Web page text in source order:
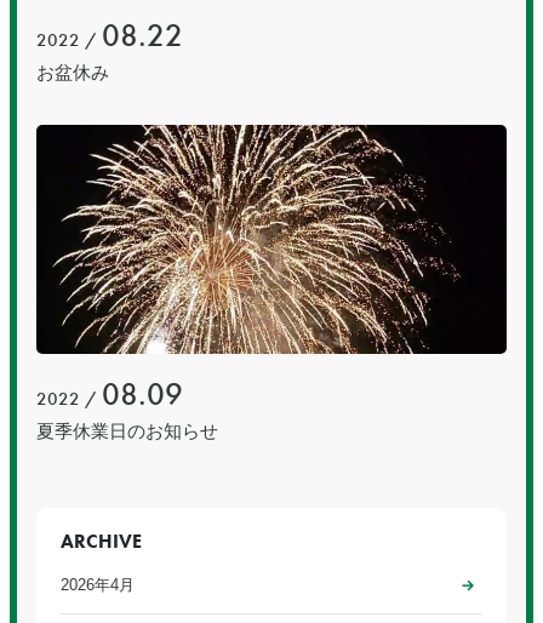
2022 / 08.22
お盆休み
2022 / 08.09
夏季休業日のお知らせ
ARCHIVE
2026年4月